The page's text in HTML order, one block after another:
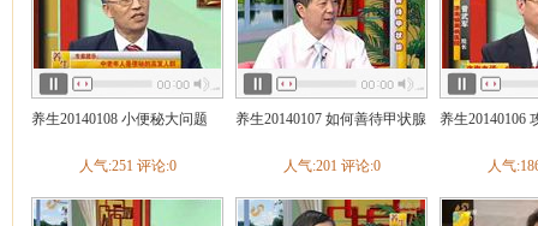
养生20140108 小便秘大问题
人气:251 评论:0
养生20140107 如何善待甲状腺
人气:201 评论:0
养生20140106
人气